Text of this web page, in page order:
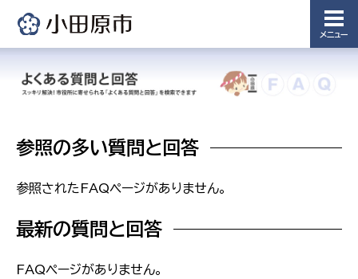
メニュー
浄水管理
課
員会事
務局
会事務局
参照の多い質問と回答
参照されたFAQページがありません。
最新の質問と回答
FAQページがありません。